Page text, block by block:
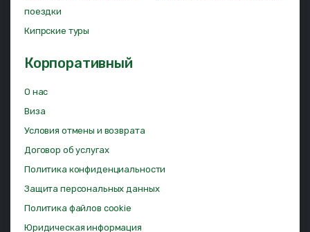
поездки
Кипрские туры
Корпоративный
О нас
Виза
Условия отмены и возврата
Договор об услугах
Политика конфиденциальности
Защита персональных данных
Политика файлов cookie
Юридическая информация